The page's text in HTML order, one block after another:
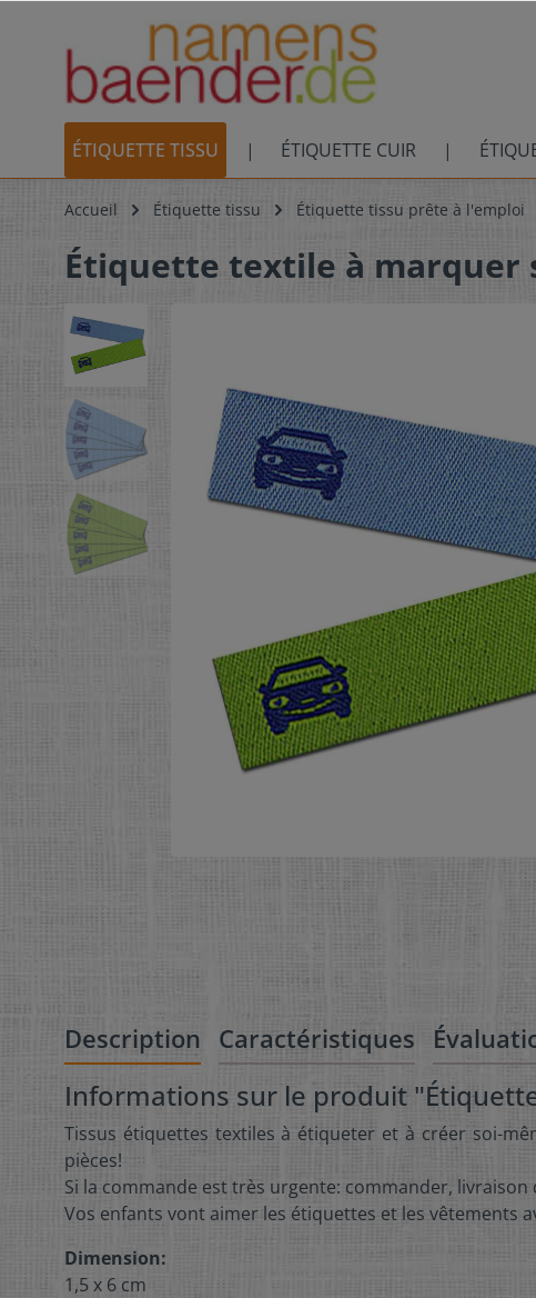
ÉTIQUETTE TISSU ÉTIQUETTE CUIR
Accueil Étiquette tissu Étiquette tissu prête à l'emploi
Étiquette textile à marquer
Description Caractéristiques
Informations sur le produit
Tissus étiquettes textiles à étiqueter et à créer soi-
pièces!
Si la commande est très urgente: commander,
Vos enfants vont aimer les étiquettes et les vêtements
Dimension:
1,5 x 6 cm